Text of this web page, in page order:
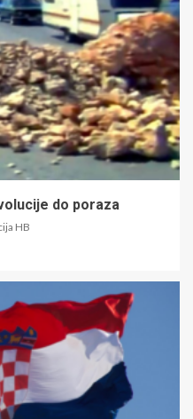
do poraza
HB